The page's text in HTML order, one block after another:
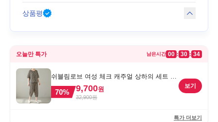
상품평
오늘만 특가 남은시간 00 : 30 : 34
쉬블림로브 여성 체크 캐주얼 상하의 세트 안
드리 GW1780, FREE, 1세트
70% 9,700원
32,900원
보기
특가 더보기